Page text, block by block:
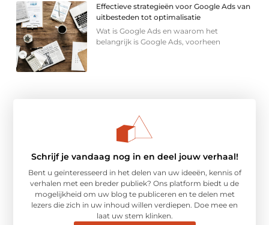
Effectieve strategieën voor Google Ads van
uitbesteden tot optimalisatie
Wat is Google Ads en waarom het
belangrijk is Google Ads, voorheen
Schrijf je vandaag nog in en deel jouw verhaal!
Bent u geïnteresseerd in het delen van uw ideeën, kennis of
verhalen met een breder publiek? Ons platform biedt u de
mogelijkheid om uw blog te publiceren en te delen met
lezers die zich in uw inhoud willen verdiepen. Doe mee en
laat uw stem klinken.